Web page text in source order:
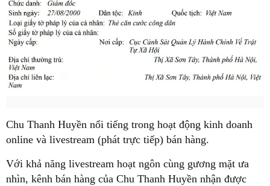
Chu Thanh Huyền nổi tiếng trong hoạt động kinh doanh
online và livestream (phát trực tiếp) bán hàng.
Với khả năng livestream hoạt ngôn cùng gương mặt ưa
nhìn, kênh bán hàng của Chu Thanh Huyền nhận được